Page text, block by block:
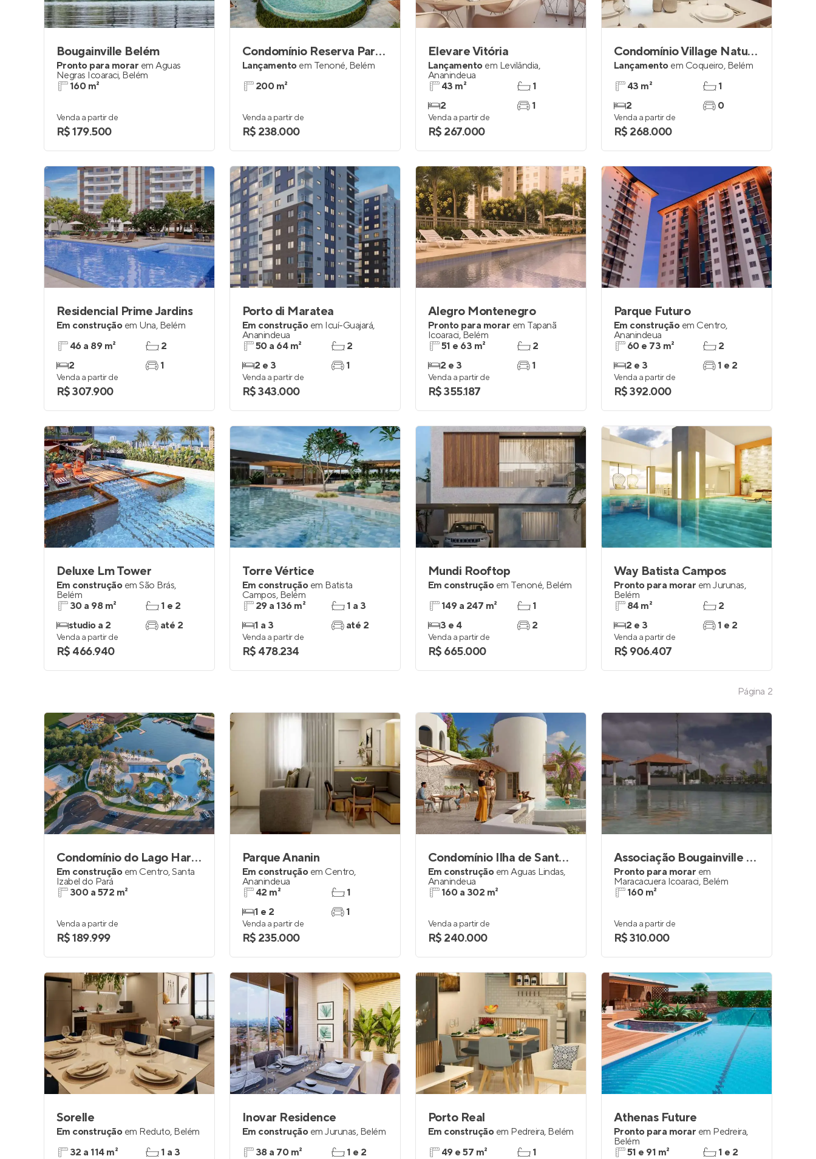
Entrar no Apto
Página 2
Bougainville Belém
Pronto para morar em Águas
Negras Icoaraci, Belém
160 m²
Venda a partir de
R$ 179.500
Condomínio Reserva Parque
Lançamento em Tenoné, Belém
200 m²
Venda a partir de
R$ 238.000
Elevare Vitória
Lançamento em Levilândia,
Ananindeua
43 m²
2
1
1
Venda a partir de
R$ 267.000
Condomínio Village Natureza
Lançamento em Coqueiro, Belém
43 m²
2
1
0
Venda a partir de
R$ 268.000
Residencial Prime Jardins
Em construção em Una, Belém
46 a 89 m²
2
2
1
Venda a partir de
R$ 307.900
Porto di Maratea
Em construção em Icuí-Guajará,
Ananindeua
50 a 64 m²
2 e 3
2
1
Venda a partir de
R$ 343.000
Alegro Montenegro
Pronto para morar em Tapanã
Icoaraci, Belém
51 e 63 m²
2 e 3
2
1
Venda a partir de
R$ 355.187
Parque Futuro
Em construção em Centro,
Ananindeua
60 e 73 m²
2 e 3
2
1 e 2
Venda a partir de
R$ 392.000
Deluxe Lm Tower
Em construção em São Brás,
Belém
30 a 98 m²
studio a 2
1 e 2
até 2
Venda a partir de
R$ 466.940
Torre Vértice
Em construção em Batista
Campos, Belém
29 a 136 m²
1 a 3
1 a 3
até 2
Venda a partir de
R$ 478.234
Mundi Rooftop
Em construção em Tenoné, Belém
149 a 247 m²
3 e 4
1
2
Venda a partir de
R$ 665.000
Way Batista Campos
Pronto para morar em Jurunas,
Belém
84 m²
2 e 3
2
1 e 2
Venda a partir de
R$ 906.407
Condomínio do Lago Haras Park
Em construção em Centro,Santa
Izabel do Pará
300 a 572 m²
Venda a partir de
R$ 189.999
Parque Ananin
Em construção em Centro,
Ananindeua
42 m²
1 e 2
1
1
Venda a partir de
R$ 235.000
Condomínio Ilha de Santorini
Em construção em Águas Lindas,
Ananindeua
160 a 302 m²
Venda a partir de
R$ 240.000
Associação Bougainville Garden
Pronto para morar em
Maracacuera Icoaraci, Belém
160 m²
Venda a partir de
R$ 310.000
Sorelle
Em construção em Reduto, Belém
32 a 114 m²
1 a 3
Inovar Residence
Em construção em Jurunas, Belém
38 a 70 m²
1 e 2
Porto Real
Em construção em Pedreira, Belém
49 e 57 m²
1
Athenas Future
Pronto para morar em Pedreira,
Belém
51 e 91 m²
1 e 2